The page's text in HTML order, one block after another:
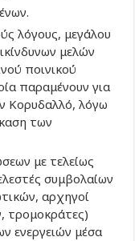
λόγους, μεγάλου
μελών
ποινικού
παραμένουν για
Κορυδαλλό, λόγω
των
με τελείως
συμβολαίων
αρχηγοί
τρομοκράτες)
ενεργειών μέσα